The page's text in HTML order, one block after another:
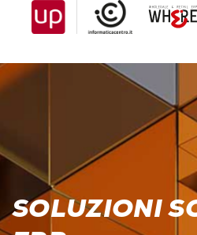
SOLUZIONI